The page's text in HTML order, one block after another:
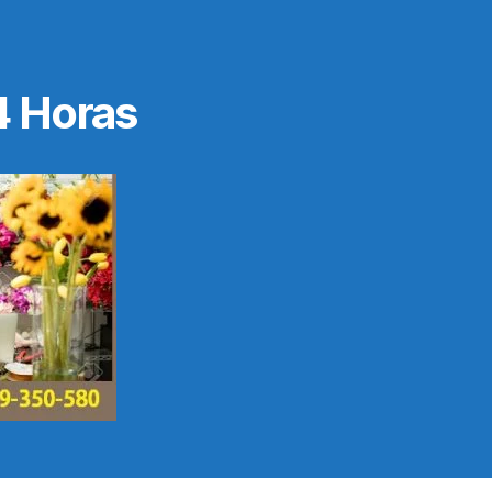
Horas